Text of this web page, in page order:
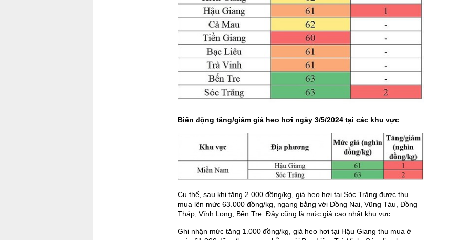
Biến động tăng/giảm giá heo hơi ngày 3/5/2024 tại các khu vực
Cụ thể, sau khi tăng 2.000 đồng/kg, giá heo hơi tại Sóc Trăng được thu
mua lên mức 63.000 đồng/kg, ngang bằng với Đồng Nai, Vũng Tàu, Đồng
Tháp, Vĩnh Long, Bến Tre. Đây cũng là mức giá cao nhất khu vực.
Ghi nhận mức tăng 1.000 đồng/kg, giá heo hơi tại Hậu Giang thu mua ở